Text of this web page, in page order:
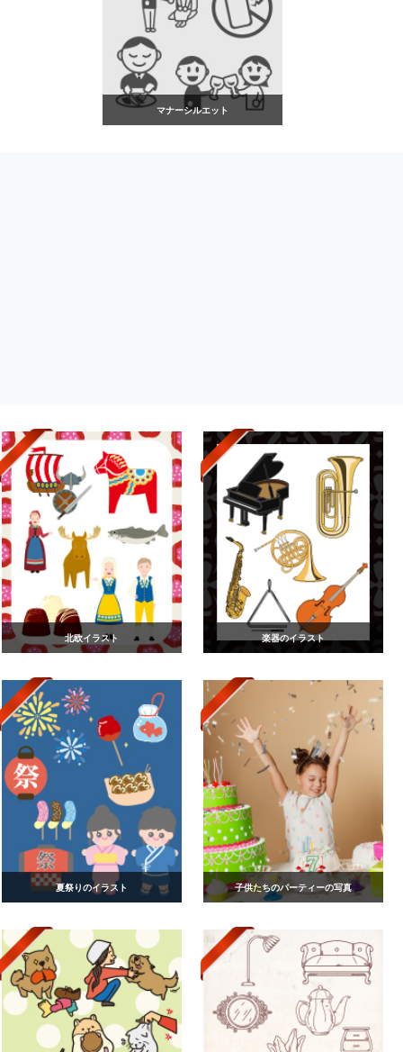
マナーシルエット
北欧イラスト 楽器のイラスト
夏祭りのイラスト 子供たちのパーティーの写真